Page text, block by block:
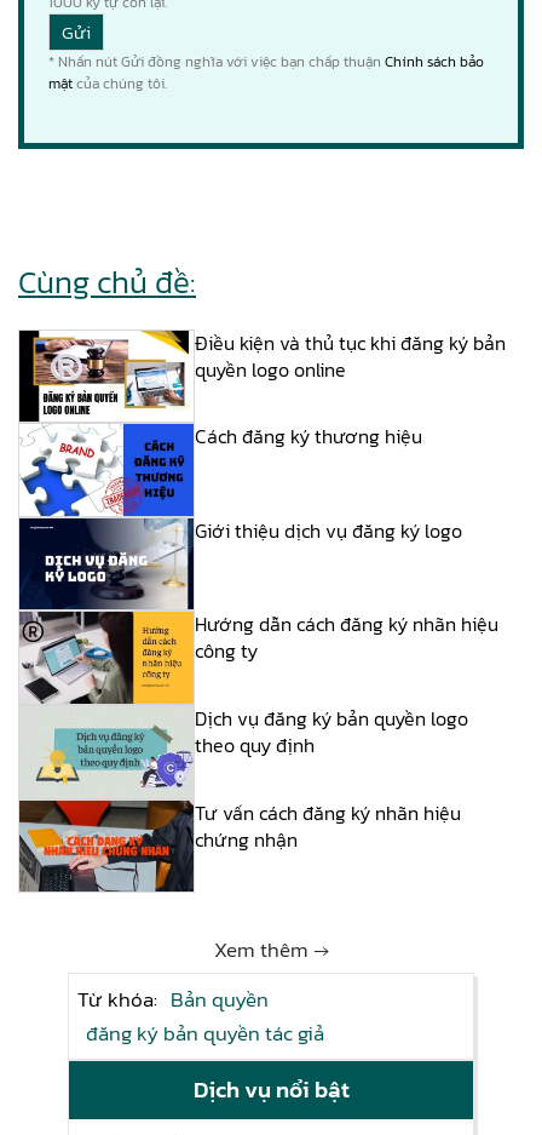
* Nhấn nút Gửi đồng nghĩa với việc bạn chấp thuận Chính sách bảo
mậtcủa chúng tôi.
Cùng chủ đề:
Điều kiện và thủ tục khi đăng ký bản
quyền logo online
Cách đăng ký thương hiệu
Giới thiệu dịch vụ đăng ký logo
Hướng dẫn cách đăng ký nhãn hiệu
công ty
Dịch vụ đăng ký bản quyền logo
theo quy định
Tư vấn cách đăng ký nhãn hiệu
chứng nhận
Xem thêm →
Từ khóa: Bản quyền
đăng ký bản quyền tác giả
Dịch vụ nổi bật